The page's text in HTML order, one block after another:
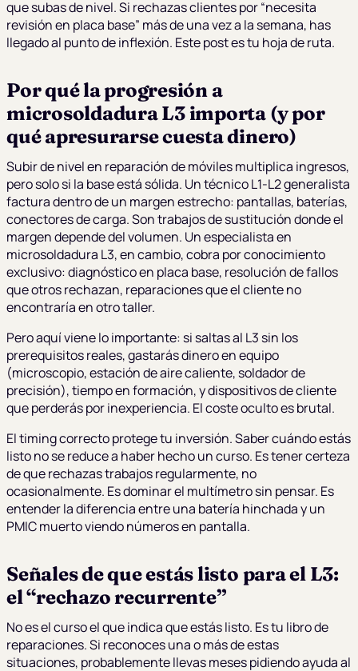
que subas de nivel. Si rechazas clientes por “necesita
revisión en placa base” más de una vez a la semana, has
llegado al punto de inflexión. Este post es tu hoja de ruta.
Por qué la progresión a
microsoldadura L3 importa (y por
qué apresurarse cuesta dinero)
Subir de nivel en reparación de móviles multiplica ingresos,
pero solo si la base está sólida. Un técnico L1-L2 generalista
factura dentro de un margen estrecho: pantallas, baterías,
conectores de carga. Son trabajos de sustitución donde el
margen depende del volumen. Un especialista en
microsoldadura L3, en cambio, cobra por conocimiento
exclusivo: diagnóstico en placa base, resolución de fallos
que otros rechazan, reparaciones que el cliente no
encontraría en otro taller.
Pero aquí viene lo importante: si saltas al L3 sin los
prerequisitos reales, gastarás dinero en equipo
(microscopio, estación de aire caliente, soldador de
precisión), tiempo en formación, y dispositivos de cliente
que perderás por inexperiencia. El coste oculto es brutal.
El timing correcto protege tu inversión. Saber cuándo estás
listo no se reduce a haber hecho un curso. Es tener certeza
de que rechazas trabajos regularmente, no
ocasionalmente. Es dominar el multímetro sin pensar. Es
entender la diferencia entre una batería hinchada y un
PMIC muerto viendo números en pantalla.
Señales de que estás listo para el L3:
el “rechazo recurrente”
No es el curso el que indica que estás listo. Es tu libro de
reparaciones. Si reconoces una o más de estas
situaciones, probablemente llevas meses pidiendo ayuda al